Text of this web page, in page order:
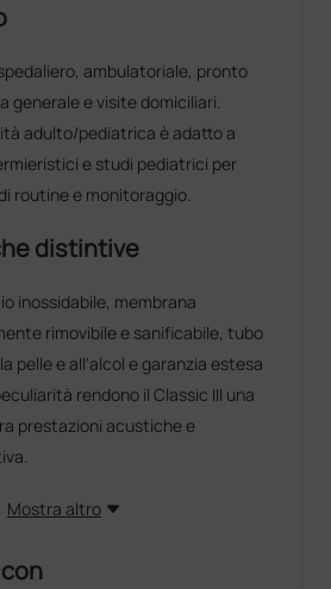
ambulatoriale, pronto
generale e visite domiciliari.
adulto/pediatrica è adatto a
e studi pediatrici per
routine e monitoraggio.
distintive
inossidabile, membrana
rimovibile e sanificabile, tubo
pelle e all'alcol e garanzia estesa
rendono il Classic III una
prestazioni acustiche e
Mostra altro